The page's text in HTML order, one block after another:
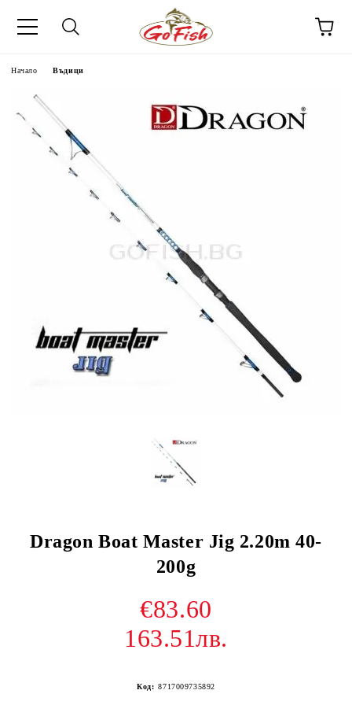
Начало Въдици
Dragon Boat Master Jig 2.20m 40-
200g
€83.60
163.51лв.
Код: 8717009735892